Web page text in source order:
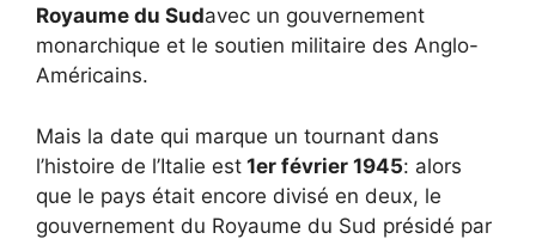
Royaume du Sudavec un gouvernement
monarchique et le soutien militaire des Anglo-
Américains.
Mais la date qui marque un tournant dans
l’histoire de l’Italie est 1er février 1945: alors
que le pays était encore divisé en deux, le
gouvernement du Royaume du Sud présidé par